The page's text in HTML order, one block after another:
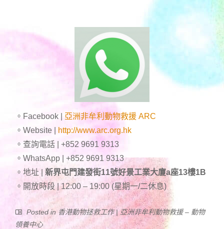
。Facebook |
亞洲非牟利動物救援 ARC
。Website |
http://www.arc.org.hk
。查詢電話 | +852 9691 9313
。WhatsApp | +852 9691 9313
。地址 | 新界屯門建發街11號好景工業大廈a座13樓1B
。開放時段 | 12:00 – 19:00 (星期一/二休息)
Posted in 香港動物拯救工作 | 亞洲非牟利動物救援 – 動物
領養中心